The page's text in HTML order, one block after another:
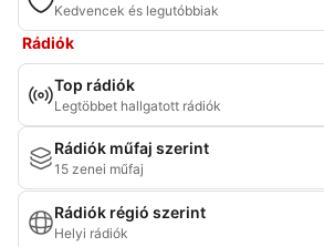
Kedvencek és legutóbbiak
Rádiók
Top rádiók
Legtöbbet hallgatott rádiók
Rádiók műfaj szerint
15 zenei műfaj
Rádiók régió szerint
Helyi rádiók